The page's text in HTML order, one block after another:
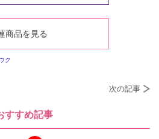
商品を見る
ク
次の記事
すすめ記事